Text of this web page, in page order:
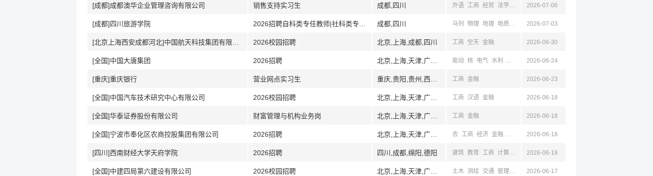
[成都]成都澳华企业管理咨询有限公司 销售支持实习生 成都,四川 外语 工商 经贸 法学 金融 2026-07-06
[成都]四川旅游学院 成都,四川 马列 物理 地理 地质 地质 生物 机械
2026-07-03
2026校园招聘 北京,上海,成都,四川 工商 空天 金融 2026-06-30
[全国]中国大唐集团 2026招聘 能动 核 电气 水利 管理 环境 安全 机械
2026-06-24
[重庆]重庆银行 营业网点实习生 工商 金融 2026-06-23
[全国]中国汽车技术研究中心有限公司 2026校园招聘 工商 汉语 金融 2026-06-18
[全国]华泰证券股份有限公司 财富管理与机构业务岗 工商 金融 2026-06-18
[全国]宁波市奉化区农商控股集团有限公司 2026招聘 农 工商 经济 金融 社会 公共 食品 计算机
2026-06-18
[四川]西南财经大学天府学院 2026招聘 四川,成都,绵阳,德阳 建筑 教育 工商 计算机 电气 自动 电子
2026-06-18
[全国]中建四局第六建设有限公司 2026校园招聘 土木 测绘 交通 管理 环境 电气 建筑
2026-06-17